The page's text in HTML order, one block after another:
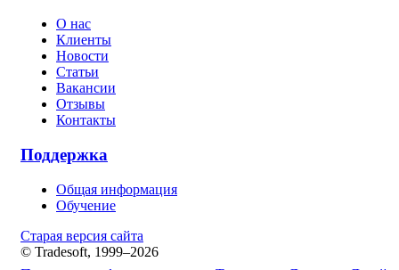
О нас
Клиенты
Новости
Статьи
Вакансии
Отзывы
Контакты
Поддержка
Общая информация
Обучение
Старая версия сайта
© Tradesoft, 1999–2026